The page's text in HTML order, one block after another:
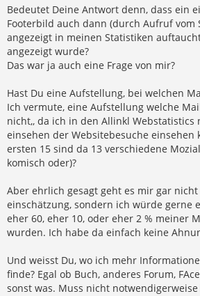
r
a
g
Bedeutet Deine Antwort denn, dass ein
Footerbild auch dann (durch Aufruf vom
angezeigt in meinen Statistiken
angezeigt wurde?
Das war ja auch eine Frage von mir?
Hast Du eine Aufstellung, bei welchen
Ich vermute, eine Aufstellung welche
nicht,, da ich in den Allinkl Webstatistics
einsehen der Websitebesuche einsehen
ersten 15 sind da 13 verschiedene
komisch oder)?
Aber ehrlich gesagt geht es mir gar
einschätzung, sondern ich würde gerne
eher 60, eher 10, oder eher 2 % meiner
wurden. Ich habe da einfach keine
Und weisst Du, wo ich mehr
finde? Egal ob Buch, anderes Forum,
sonst was. Muss nicht